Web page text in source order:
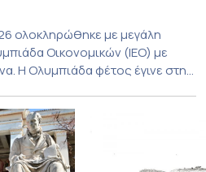
ολοκληρώθηκε με μεγάλη
Οικονομικών (ΙΕΟ) με
Η Ολυμπιάδα φέτος έγινε στην
χώρες, αριθμός που αποτελεί
την Ελλάδα, η οποία συμμετείχε